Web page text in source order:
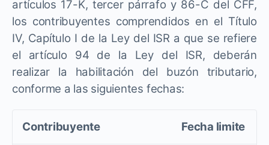
artículos 17-K, tercer párrafo y 86-C del CFF,
los contribuyentes comprendidos en el Título
IV, Capítulo I de la Ley del ISR a que se refiere
el artículo 94 de la Ley del ISR, deberán
realizar la habilitación del buzón tributario,
conforme a las siguientes fechas:
Contribuyente Fecha limite